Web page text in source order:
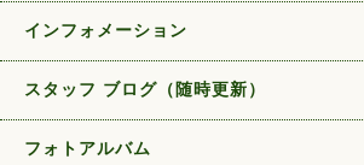
インフォメーション
スタッフ ブログ（随時更新）
フォトアルバム